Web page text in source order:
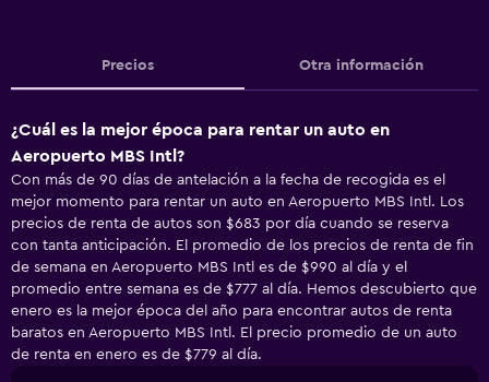
Precios Otra información
¿Cuál es la mejor época para rentar un auto en
Aeropuerto MBS Intl?
Con más de 90 días de antelación a la fecha de recogida es el
mejor momento para rentar un auto en Aeropuerto MBS Intl. Los
precios de renta de autos son $683 por día cuando se reserva
con tanta anticipación. El promedio de los precios de renta de fin
de semana en Aeropuerto MBS Intl es de $990 al día y el
promedio entre semana es de $777 al día. Hemos descubierto que
enero es la mejor época del año para encontrar autos de renta
baratos en Aeropuerto MBS Intl. El precio promedio de un auto
de renta en enero es de $779 al día.